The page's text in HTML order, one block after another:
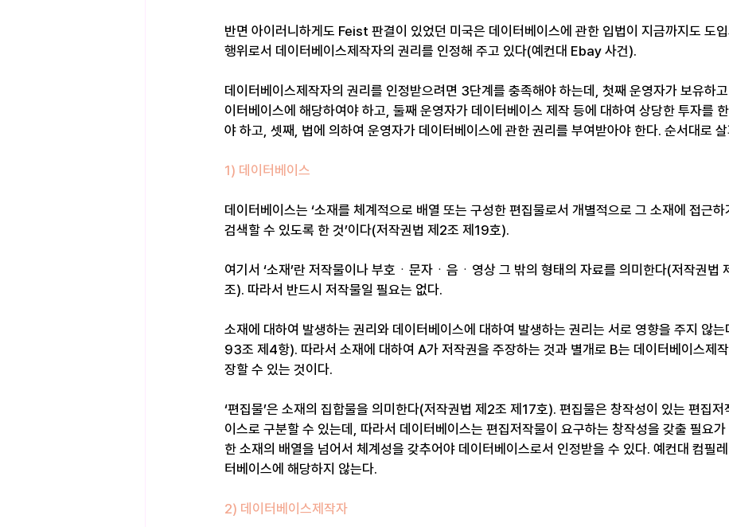
반면 아이러니하게도 Feist 판결이 있었던 미국은 데이터베이스에 관한 입법이 지금까지도 도
행위로서 데이터베이스제작자의 권리를 인정해 주고 있다(예컨대 Ebay 사건).
데이터베이스제작자의 권리를 인정받으려면 3단계를 충족해야 하는데, 첫째 운영자가 보유하고
이터베이스에 해당하여야 하고, 둘째 운영자가 데이터베이스 제작 등에 대하여 상당한 투자를
야 하고, 셋째, 법에 의하여 운영자가 데이터베이스에 관한 권리를 부여받아야 한다. 순서대로
1) 데이터베이스
데이터베이스는 ‘소재를 체계적으로 배열 또는 구성한 편집물로서 개별적으로 그 소재에 접근
검색할 수 있도록 한 것’이다(저작권법 제2조 제19호).
여기서 ‘소재’란 저작물이나 부호ㆍ문자ㆍ음ㆍ영상 그 밖의 형태의 자료를 의미한다(저작권법
조). 따라서 반드시 저작물일 필요는 없다.
소재에 대하여 발생하는 권리와 데이터베이스에 대하여 발생하는 권리는 서로 영향을 주지 않는
93조 제4항). 따라서 소재에 대하여 A가 저작권을 주장하는 것과 별개로 B는 데이터베이스제
장할 수 있는 것이다.
‘편집물’은 소재의 집합물을 의미한다(저작권법 제2조 제17호). 편집물은 창작성이 있는 편집저
이스로 구분할 수 있는데, 따라서 데이터베이스는 편집저작물이 요구하는 창작성을 갖출 필요
한 소재의 배열을 넘어서 체계성을 갖추어야 데이터베이스로서 인정받을 수 있다. 예컨대 컴필
터베이스에 해당하지 않는다.
2) 데이터베이스제작자